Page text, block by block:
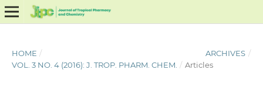
HOME / ARCHIVES /
VOL. 3 NO. 4 (2016): J. TROP. PHARM. CHEM. / Articles